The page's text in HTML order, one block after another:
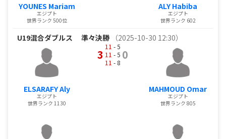
YOUNES Mariam
エジプト
世界ランク 500位
ALY Habiba
エジプト
世界ランク 602
U19混合ダブルス 準々決勝 （2025-10-30 12:30）
ELSARAFY Aly
エジプト
世界ランク 1130
3
11 - 5
11 - 5
11 - 8
0
MAHMOUD Omar
エジプト
世界ランク 805